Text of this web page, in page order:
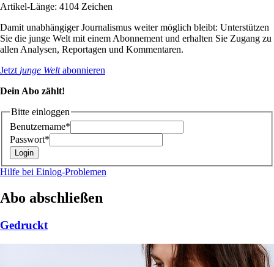
Artikel-Länge: 4104 Zeichen
Damit unabhängiger Journalismus weiter möglich bleibt: Unterstützen
Sie die junge Welt mit einem Abonnement und erhalten Sie Zugang zu
allen Analysen, Reportagen und Kommentaren.
Jetzt junge Weltabonnieren
Dein Abo zählt!
Bitte einloggen
Benutzername*
Passwort*
Hilfe bei Einlog-Problemen
Abo abschließen
Gedruckt